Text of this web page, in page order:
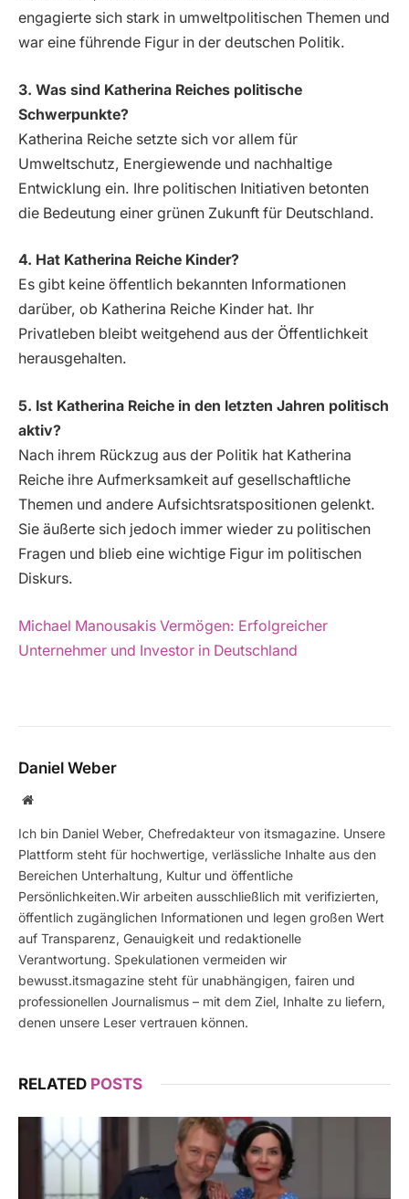
engagierte sich stark in umweltpolitischen Themen und
war eine führende Figur in der deutschen Politik.
3. Was sind Katherina Reiches politische
Schwerpunkte?
Katherina Reiche setzte sich vor allem für
Umweltschutz, Energiewende und nachhaltige
Entwicklung ein. Ihre politischen Initiativen betonten
die Bedeutung einer grünen Zukunft für Deutschland.
4. Hat Katherina Reiche Kinder?
Es gibt keine öffentlich bekannten Informationen
darüber, ob Katherina Reiche Kinder hat. Ihr
Privatleben bleibt weitgehend aus der Öffentlichkeit
herausgehalten.
5. Ist Katherina Reiche in den letzten Jahren politisch
aktiv?
Nach ihrem Rückzug aus der Politik hat Katherina
Reiche ihre Aufmerksamkeit auf gesellschaftliche
Themen und andere Aufsichtsratspositionen gelenkt.
Sie äußerte sich jedoch immer wieder zu politischen
Fragen und blieb eine wichtige Figur im politischen
Diskurs.
Michael Manousakis Vermögen: Erfolgreicher
Unternehmer und Investor in Deutschland
Daniel Weber
Website
Ich bin Daniel Weber, Chefredakteur von itsmagazine. Unsere
Plattform steht für hochwertige, verlässliche Inhalte aus den
Bereichen Unterhaltung, Kultur und öffentliche
Persönlichkeiten.Wir arbeiten ausschließlich mit verifizierten,
öffentlich zugänglichen Informationen und legen großen Wert
auf Transparenz, Genauigkeit und redaktionelle
Verantwortung. Spekulationen vermeiden wir
bewusst.itsmagazine steht für unabhängigen, fairen und
professionellen Journalismus – mit dem Ziel, Inhalte zu liefern,
denen unsere Leser vertrauen können.
RELATED POSTS